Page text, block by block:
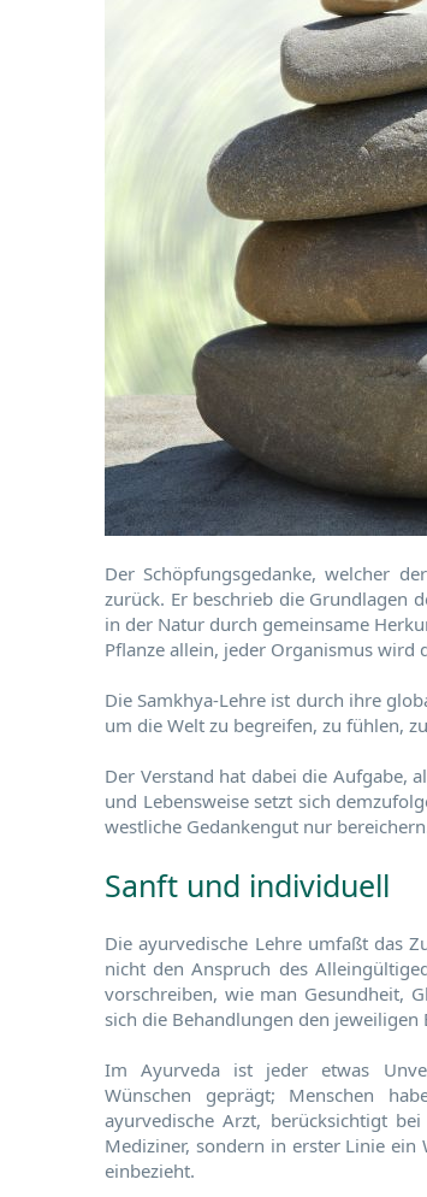
Der Schöpfungsgedanke, welcher
zurück. Er beschrieb die Grundlagen
in der Natur durch gemeinsame
Pflanze allein, jeder Organismus
Die Samkhya-Lehre ist durch ihre
um die Welt zu begreifen, zu fühlen,
Der Verstand hat dabei die Aufgabe,
und Lebensweise setzt sich
westliche Gedankengut nur
Sanft und individuell
Die ayurvedische Lehre umfaßt das
nicht den Anspruch des
vorschreiben, wie man Gesundheit,
sich die Behandlungen den
Im Ayurveda ist jeder etwas
Wünschen geprägt; Menschen
ayurvedische Arzt, berücksichtigt
Mediziner, sondern in erster Linie ein
einbezieht.